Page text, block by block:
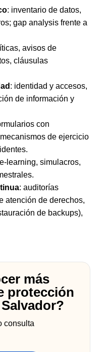
: inventario de datos,
gap analysis frente a
avisos de
cláusulas
: identidad y accesos,
de información y
con
de ejercicio
learning, simulacros,
: auditorías
atención de derechos,
de backups),
más
protección
consulta